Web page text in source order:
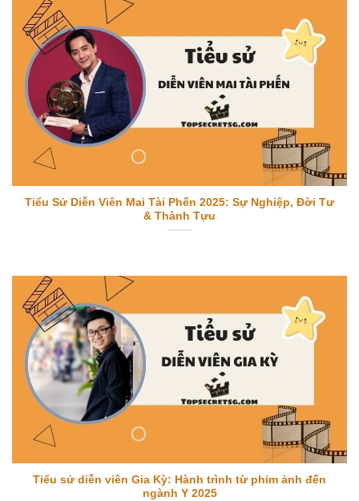
Tiểu Sử Diễn Viên Mai Tài Phến 2025: Sự Nghiệp, Đời Tư
& Thành Tựu
Tiểu sử diễn viên Gia Kỳ: Hành trình từ phim ảnh đến
ngành Y 2025